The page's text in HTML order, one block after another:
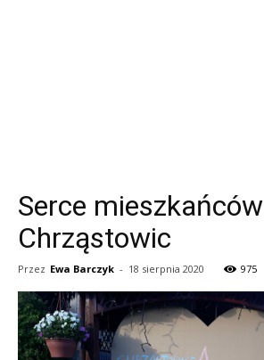
Serce mieszkańców
Chrząstowic
Przez Ewa Barczyk - 18 sierpnia 2020 975